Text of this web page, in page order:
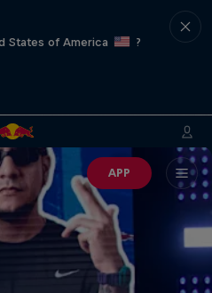
States of America
?
APP